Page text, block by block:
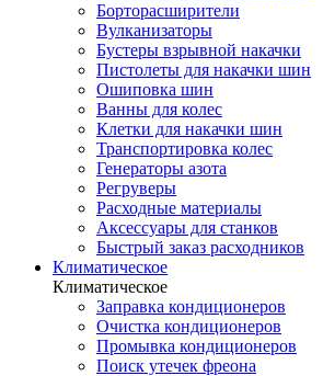
Борторасширители
Вулканизаторы
Бустеры взрывной накачки
Пистолеты для накачки шин
Ошиповка шин
Ванны для колес
Клетки для накачки шин
Транспортировка колес
Генераторы азота
Регруверы
Расходные материалы
Аксессуары для станков
Быстрый заказ расходников
Климатическое
Климатическое
Заправка кондиционеров
Очистка кондиционеров
Промывка кондиционеров
Поиск утечек фреона